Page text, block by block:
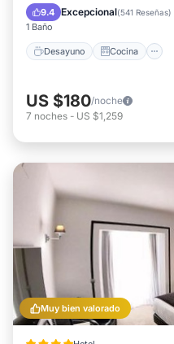
9.4 Excepcional(541 Reseñas)
1 Baño
Desayuno Cocina
Aire acondicionado
US $180/noche
7 noches - US $1,259
Muy bien valorado